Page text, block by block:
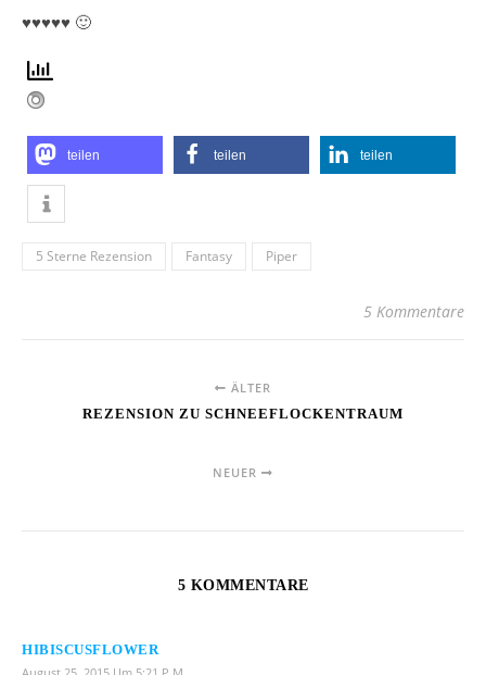
♥♥♥♥♥ 🙂
teilen teilen teilen
5 Sterne Rezension Fantasy Piper
5 Kommentare
ÄLTER
REZENSION ZU SCHNEEFLOCKENTRAUM
NEUER
5 KOMMENTARE
HIBISCUSFLOWER